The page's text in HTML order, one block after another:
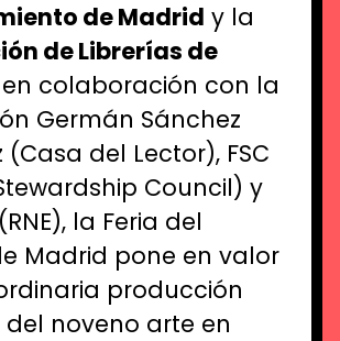
de Madrid y la
de Librerías de
en colaboración con la
Germán Sánchez
(Casa del Lector), FSC
Council) y
la Feria del
Madrid pone en valor
producción
noveno arte en